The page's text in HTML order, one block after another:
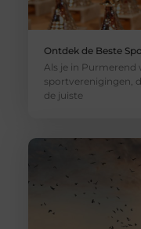
Ontdek de Beste
Als je in
sportverenigingen,
de juiste